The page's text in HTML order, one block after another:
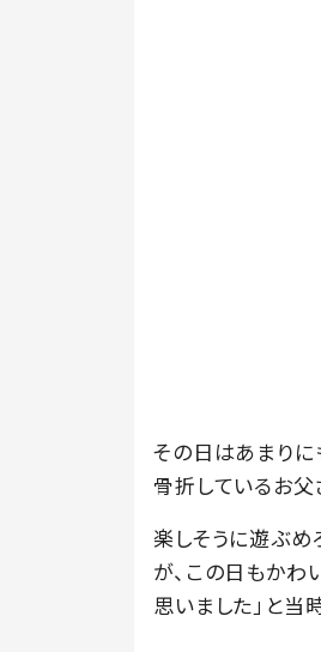
その日はあまりに
骨折しているお父
楽しそうに遊ぶ
が、この日もかわ
思いました」と当